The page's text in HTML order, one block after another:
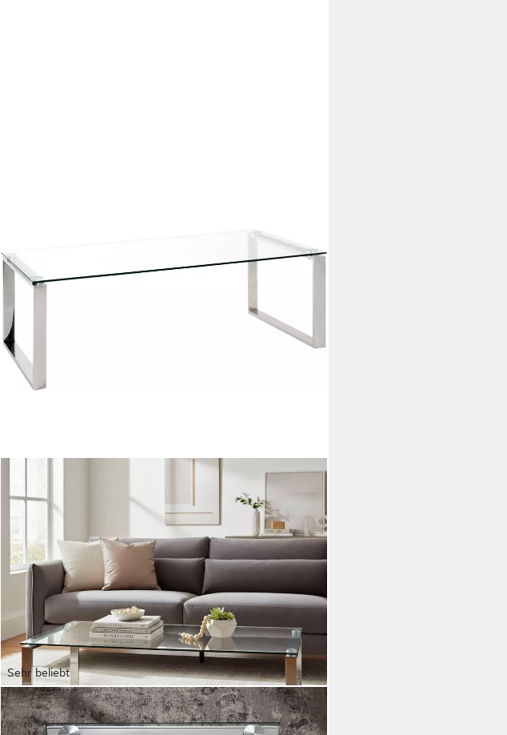
Sehr beliebt
HAKU
Couchtisch Sofatisch, Wohnzimmertisch (1-St), rechteckig -